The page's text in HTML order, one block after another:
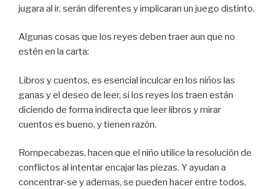
jugara al ir, serán diferentes y implicaran un juego distinto.
Algunas cosas que los reyes deben traer aun que no
estén en la carta:
Libros y cuentos, es esencial inculcar en los niños las
ganas y el deseo de leer, si los reyes los traen están
diciendo de forma indirecta que leer libros y mirar
cuentos es bueno, y tienen razón.
Rompecabezas, hacen que el niño utilice la resolución de
conflictos al intentar encajar las piezas. Y ayudan a
concentrar-se y ademas, se pueden hacer entre todos.